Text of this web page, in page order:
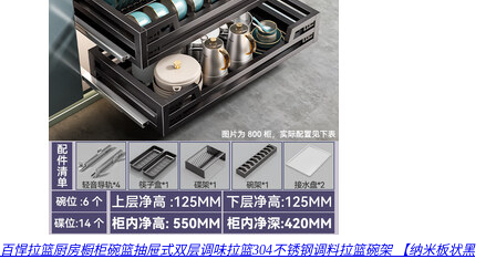
百悍拉篮厨房橱柜碗篮抽屉式双层调味拉篮304不锈钢调料拉篮碗架 【纳米板状黑